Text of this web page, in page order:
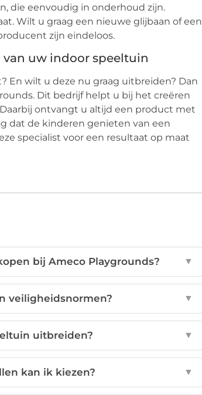
die eenvoudig in onderhoud zijn.
Wilt u graag een nieuwe glijbaan of een
zijn eindeloos.
uw indoor speeltuin
En wilt u deze nu graag uitbreiden? Dan
Dit bedrijf helpt u bij het creëren
ontvangt u altijd een product met
dat de kinderen genieten van een
specialist voor een resultaat op maat
bij Ameco Playgrounds? ▼
veiligheidsnormen? ▼
uitbreiden? ▼
kan ik kiezen? ▼